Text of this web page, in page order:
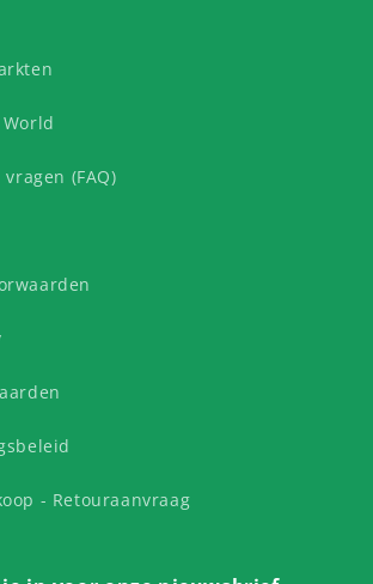
(FAQ)
- Retouraanvraag